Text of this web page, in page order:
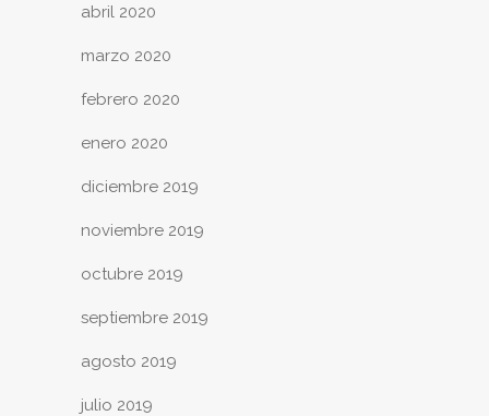
abril 2020
marzo 2020
febrero 2020
enero 2020
diciembre 2019
noviembre 2019
octubre 2019
septiembre 2019
agosto 2019
julio 2019